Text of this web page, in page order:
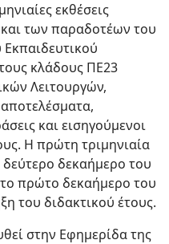
εκθέσεις
των παραδοτέων του
κλάδους ΠΕ23
Λειτουργών,
και εισηγούμενοι
Η πρώτη τριμηνιαία
δεκαήμερο του
πρώτο δεκαήμερο του
του διδακτικού έτους.
στην Εφημερίδα της